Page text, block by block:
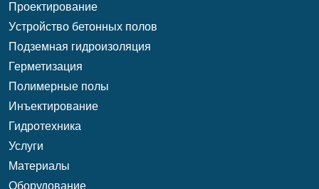
Проектирование
Уcтройство бетонных полов
Подземная гидроизоляция
Герметизация
Полимерные полы
Инъектирование
Гидротехника
Услуги
Материалы
Оборудование